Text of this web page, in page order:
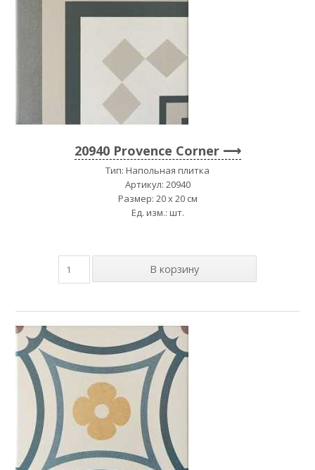
20940 Provence Corner
Тип: Напольная плитка
Артикул: 20940
Размер: 20 x 20 см
Ед. изм.: шт.